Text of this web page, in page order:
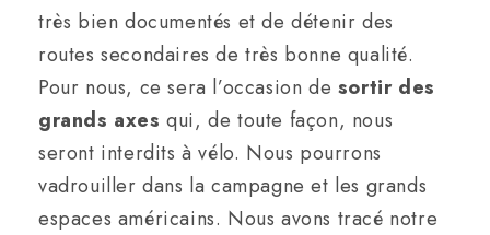
très bien documentés et de détenir des
routes secondaires de très bonne qualité.
Pour nous, ce sera l’occasion de sortir des
grands axes qui, de toute façon, nous
seront interdits à vélo. Nous pourrons
vadrouiller dans la campagne et les grands
espaces américains. Nous avons tracé notre